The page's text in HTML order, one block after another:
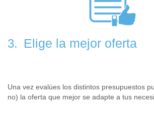
3. Elige la mejor oferta
Una vez evalúes los distintos presupuestos
no) la oferta que mejor se adapte a tus